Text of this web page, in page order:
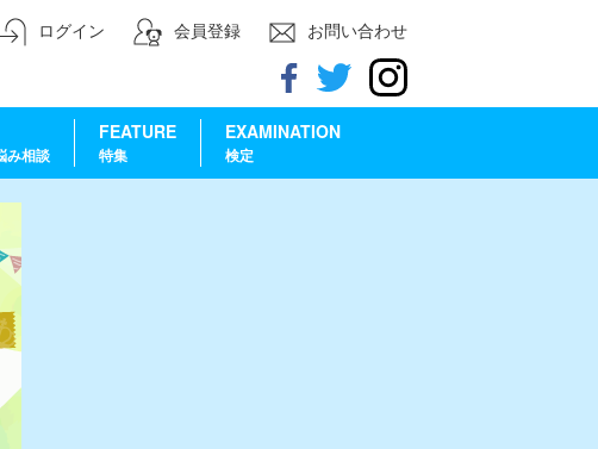
ログイン 会員登録 お問い合わせ
み相談
FEATURE
特集
EXAMINATION
検定